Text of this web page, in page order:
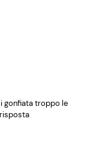
gonfiata troppo le